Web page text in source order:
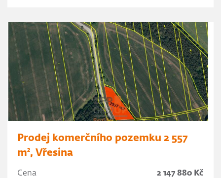
Prodej komerčního pozemku 2 557
m², Vřesina
Cena 2 147 880 Kč